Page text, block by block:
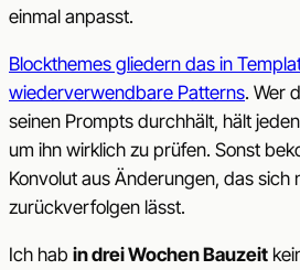
einmal anpasst.
Blockthemes gliedern das in
wiederverwendbare Patterns. Wer
seinen Prompts durchhält, hält
um ihn wirklich zu prüfen. Sonst
Konvolut aus Änderungen, das sich
zurückverfolgen lässt.
Ich hab in drei Wochen Bauzeit